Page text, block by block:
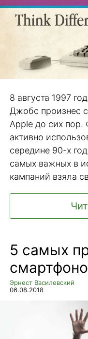
8 августа 1997
Джобс произнес
Apple до сих пор.
активно
середине 90-х
самых важных в
кампаний взяла
5 самых
Эрнест Василевский
06.08.2018